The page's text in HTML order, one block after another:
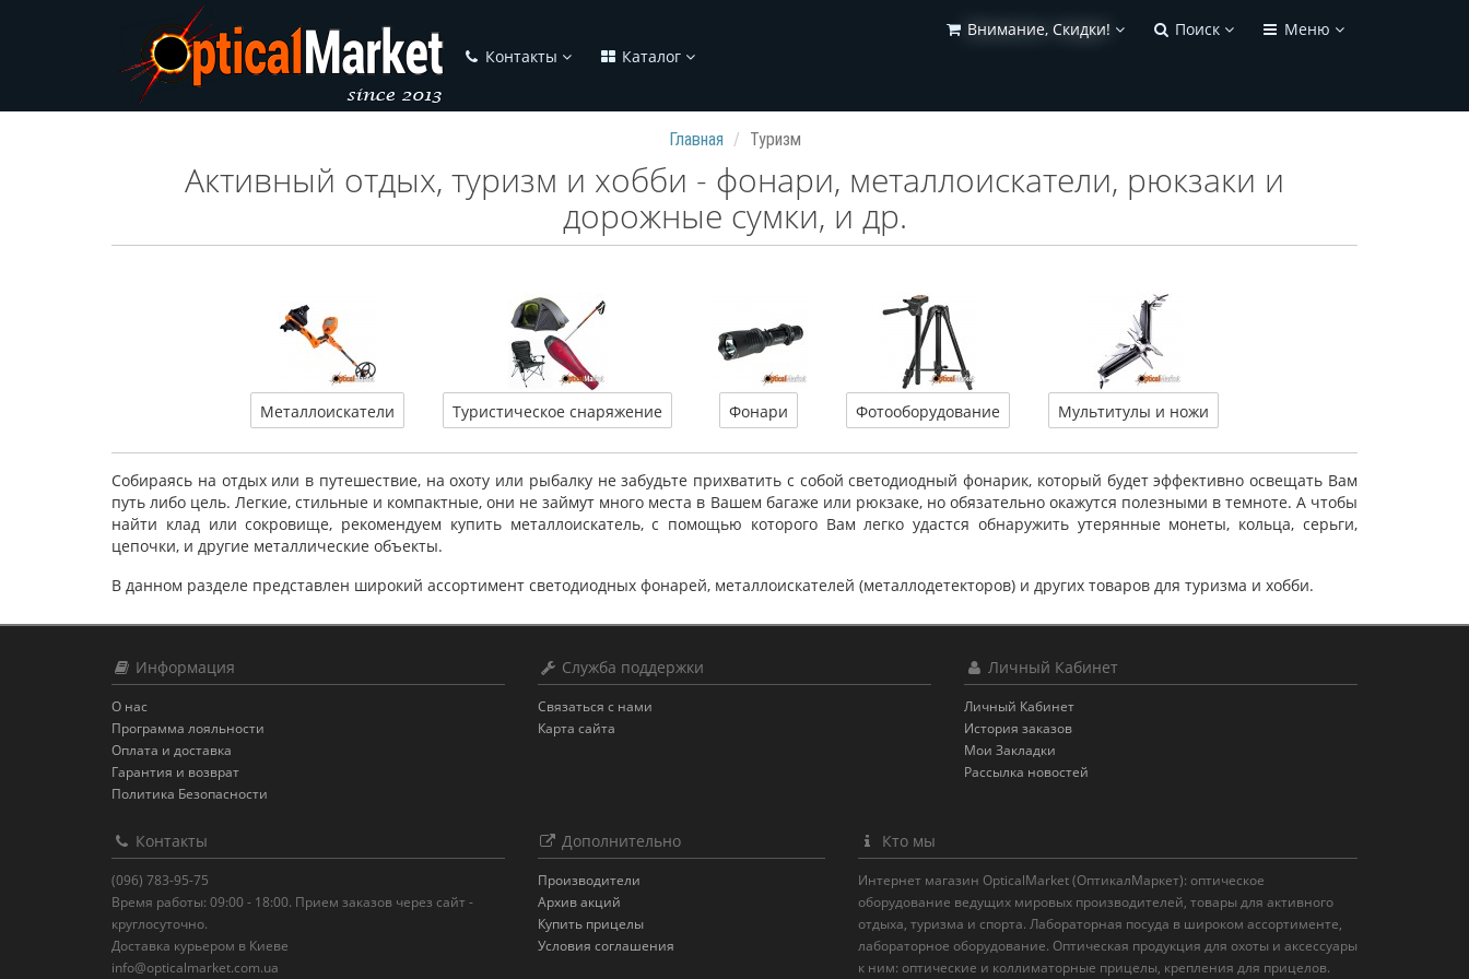
Контакты Каталог
Внимание, Скидки! Поиск Меню
Главная Туризм
Активный отдых, туризм и хобби - фонари, металлоискатели, рюкзаки и
дорожные сумки, и др.
Металлоискатели Туристическое снаряжение Фонари Фотооборудование Мультитулы и ножи
Собираясь на отдых или в путешествие, на охоту или рыбалку не забудьте прихватить с собой светодиодный фонарик, который будет эффективно освещать Вам
путь либо цель. Легкие, стильные и компактные, они не займут много места в Вашем багаже или рюкзаке, но обязательно окажутся полезными в темноте. А чтобы
найти клад или сокровище, рекомендуем купить металлоискатель, с помощью которого Вам легко удастся обнаружить утерянные монеты, кольца, серьги,
цепочки, и другие металлические объекты.
В данном разделе представлен широкий ассортимент светодиодных фонарей, металлоискателей (металлодетекторов) и других товаров для туризма и хобби.
Информация
О нас
Программа лояльности
Оплата и доставка
Гарантия и возврат
Политика Безопасности
Служба поддержки
Связаться с нами
Карта сайта
Личный Кабинет
Личный Кабинет
История заказов
Мои Закладки
Рассылка новостей
Контакты
(096) 783-95-75
Время работы: 09:00 - 18:00. Прием заказов через сайт -
круглосуточно.
Доставка курьером в Киеве
info@opticalmarket.com.ua
Дополнительно
Производители
Архив акций
Купить прицелы
Условия соглашения
Кто мы
Интернет магазин OpticalMarket (ОптикалМаркет): оптическое
оборудование ведущих мировых производителей, товары для активного
отдыха, туризма и спорта. Лабораторная посуда в широком ассортименте,
лабораторное оборудование. Оптическая продукция для охоты и аксессуары
к ним: оптические и коллиматорные прицелы, крепления для прицелов.